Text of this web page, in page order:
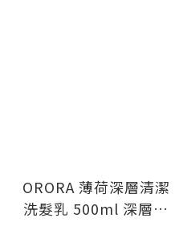
ORORA 薄荷深層清潔
洗髮乳 500ml 深層清